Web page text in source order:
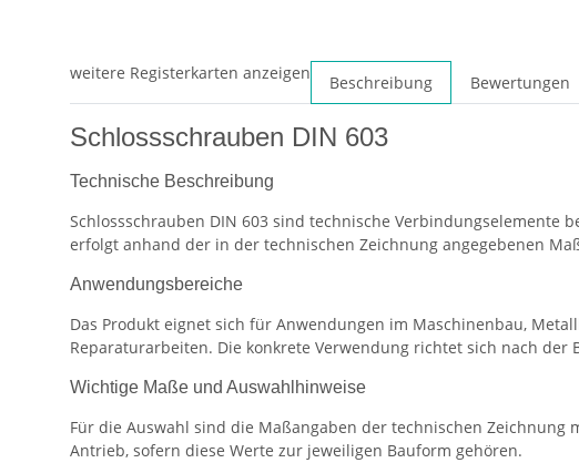
weitere Registerkarten anzeigen Beschreibung Bewertungen
Schlossschrauben DIN 603
Technische Beschreibung
Schlossschrauben DIN 603 sind technische Verbindungselemente
erfolgt anhand der in der technischen Zeichnung angegebenen
Anwendungsbereiche
Das Produkt eignet sich für Anwendungen im Maschinenbau,
Reparaturarbeiten. Die konkrete Verwendung richtet sich nach
Wichtige Maße und Auswahlhinweise
Für die Auswahl sind die Maßangaben der technischen Zeichnung
Antrieb, sofern diese Werte zur jeweiligen Bauform gehören.